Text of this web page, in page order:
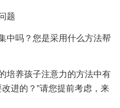
题
中吗？您是采用什么方法帮
培养孩子注意力的方法中有
进的？”请您提前考虑，来